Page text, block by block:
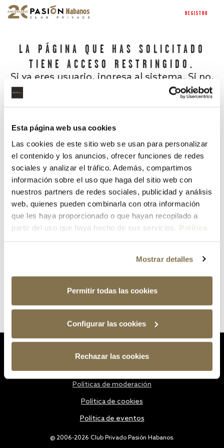
Esta página web usa cookies
Las cookies de este sitio web se usan para personalizar
el contenido y los anuncios, ofrecer funciones de redes
sociales y analizar el tráfico. Además, compartimos
información sobre el uso que haga del sitio web con
nuestros partners de redes sociales, publicidad y análisis
web, quienes pueden combinarla con otra información
que les haya proporcionado o que hayan recopilado a
partir del uso que haya hecho de sus servicios. Política
Mostrar detalles
Permitir todas las cookies
Configurar las cookies
Rechazar las cookies
REGISTRO
LA PÁGINA QUE HAS SOLICITADO
TIENE ACCESO RESTRINGIDO.
Si ya eres usuario, ingresa al sistema. Si no,
¿Has olvidado tu contraseña?
@ 2006-2026 Club Privado Pasión Habanos.
Políticas de moderación
Política de cookies
Política de eventos